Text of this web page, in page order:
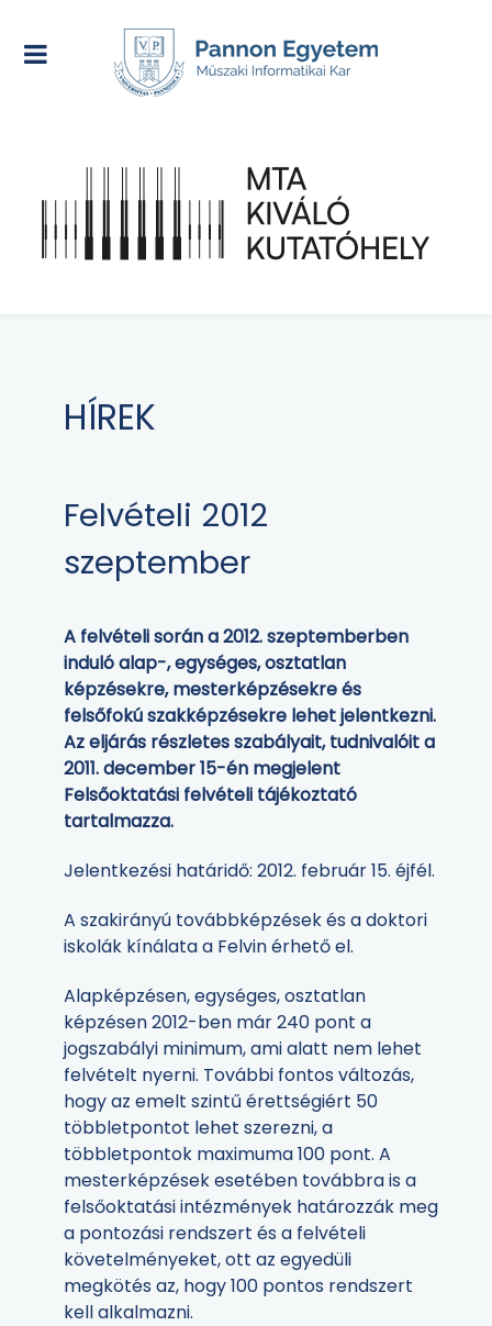
HÍREK
Felvételi 2012
szeptember
A felvételi során a 2012. szeptemberben
induló alap-, egységes, osztatlan
képzésekre, mesterképzésekre és
felsőfokú szakképzésekre lehet jelentkezni.
Az eljárás részletes szabályait, tudnivalóit a
2011. december 15-én megjelent
Felsőoktatási felvételi tájékoztató
tartalmazza.
Jelentkezési határidő: 2012. február 15. éjfél.
A szakirányú továbbképzések és a doktori
iskolák kínálata a Felvin érhető el.
Alapképzésen, egységes, osztatlan
képzésen 2012-ben már 240 pont a
jogszabályi minimum, ami alatt nem lehet
felvételt nyerni. További fontos változás,
hogy az emelt szintű érettségiért 50
többletpontot lehet szerezni, a
többletpontok maximuma 100 pont. A
mesterképzések esetében továbbra is a
felsőoktatási intézmények határozzák meg
a pontozási rendszert és a felvételi
követelményeket, ott az egyedüli
megkötés az, hogy 100 pontos rendszert
kell alkalmazni.